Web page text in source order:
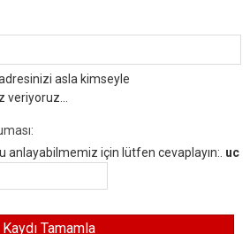
asla kimseyle
veriyoruz...
anlayabilmemiz için lütfen cevaplayın:. uc